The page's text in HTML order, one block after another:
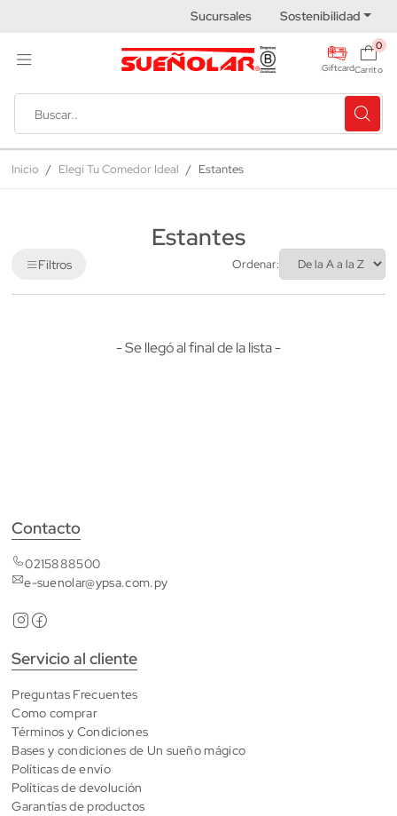
Sucursales Sostenibilidad
Giftcard
0
Carrito
Inicio Elegí Tu Comedor Ideal Estantes
Estantes
Filtros Ordenar:
- Se llegó al final de la lista -
Contacto
0215888500
e-suenolar@ypsa.com.py
Servicio al cliente
Preguntas Frecuentes
Como comprar
Términos y Condiciones
Bases y condiciones de Un sueño mágico
Políticas de envío
Políticas de devolución
Garantías de productos